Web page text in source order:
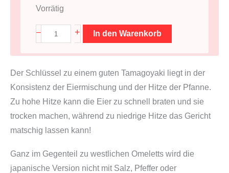
Vorrätig
–
T
a
a
g
o
y
a
+ In den Warenkorb
Der Schlüssel zu einem guten Tamagoyaki liegt in der
Konsistenz der Eiermischung und der Hitze der Pfanne.
Zu hohe Hitze kann die Eier zu schnell braten und sie
trocken machen, während zu niedrige Hitze das Gericht
matschig lassen kann!
Ganz im Gegenteil zu westlichen Omeletts wird die
japanische Version nicht mit Salz, Pfeffer oder